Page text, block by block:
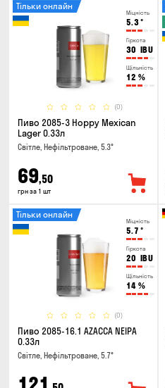
Міцність
5.3°
Гіркота
30 IBU
Щільність
12 %
(0)
Тільки онлайн
Пиво 2085-3 Hoppy Mexican
Lager 0.33л
Світле, Нефільтроване, 5.3°
69,50
грн за 1 шт
Міцність
5.7 °
Гіркота
20 IBU
Щільність
14 %
(0)
Тільки онлайн
Пиво 2085-16.1 AZACCA NEIPA
0.33л
Світле, Нефільтроване, 5.7°